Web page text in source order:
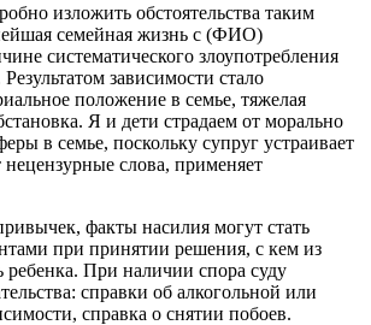
изложить обстоятельства таким
семейная жизнь с (ФИО)
систематического злоупотребления
зависимости стало
положение в семье, тяжелая
Я и дети страдаем от морально
в семье, поскольку супруг устраивает
нецензурные слова, применяет
факты насилия могут стать
при принятии решения, с кем из
ребенка. При наличии спора суду
справки об алкогольной или
справка о снятии побоев.